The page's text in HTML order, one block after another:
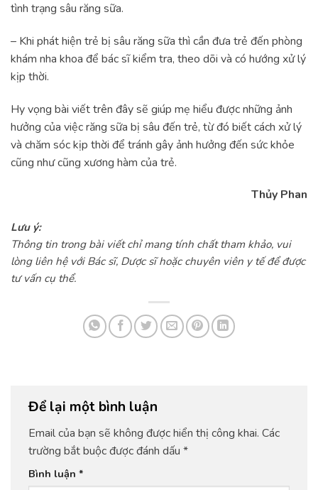
tình trạng sâu răng sữa.
– Khi phát hiện trẻ bị sâu răng sữa thì cần đưa trẻ đến phòng
khám nha khoa để bác sĩ kiểm tra, theo dõi và có hướng xử lý
kịp thời.
Hy vọng bài viết trên đây sẽ giúp mẹ hiểu được những ảnh
hưởng của việc răng sữa bị sâu đến trẻ, từ đó biết cách xử lý
và chăm sóc kịp thời để tránh gây ảnh hưởng đến sức khỏe
cũng như cũng xương hàm của trẻ.
Thủy Phan
Lưu ý:
Thông tin trong bài viết chỉ mang tính chất tham khảo, vui
lòng liên hệ với Bác sĩ, Dược sĩ hoặc chuyên viên y tế để được
tư vấn cụ thể.
Để lại một bình luận
Email của bạn sẽ không được hiển thị công khai. Các
trường bắt buộc được đánh dấu *
Bình luận *